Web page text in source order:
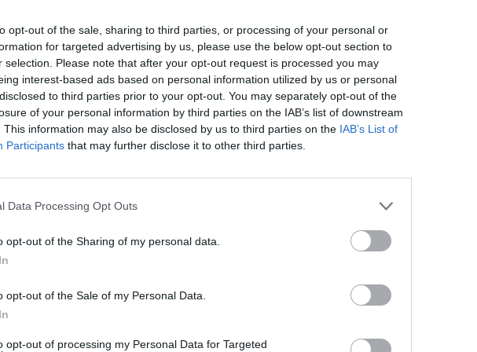
opt-out of the sale, sharing to third parties, or processing of your personal or
for targeted advertising by us, please use the below opt-out section to
selection. Please note that after your opt-out request is processed you may
interest-based ads based on personal information utilized by us or personal
to third parties prior to your opt-out. You may separately opt-out of the
of your personal information by third parties on the IAB’s list of downstream
This information may also be disclosed by us to third parties on the IAB’s List of
Participants that may further disclose it to other third parties.
Data Processing Opt Outs
opt-out of the Sharing of my personal data.
opt-out of the Sale of my Personal Data.
opt-out of processing my Personal Data for Targeted
την Τετάρτη 1 Ιανουαρίου αλλά και την Πέμπτη 2
11:00-18:00
09:00-21:00